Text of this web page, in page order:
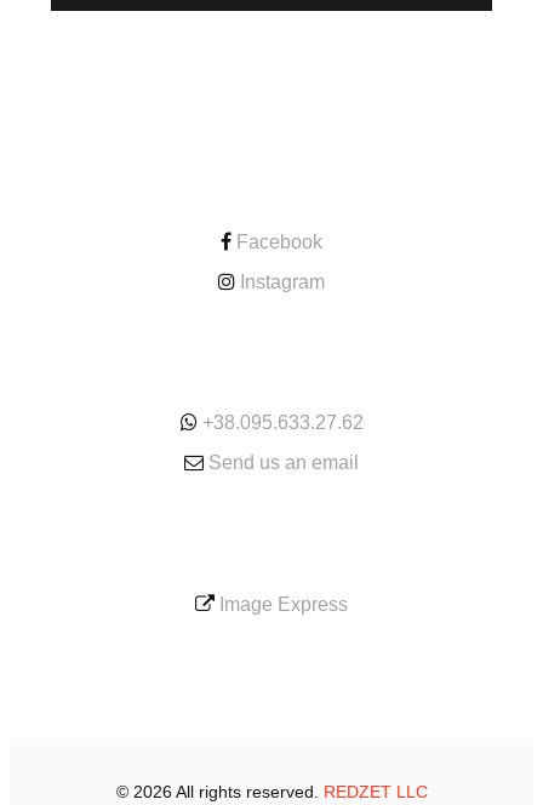
Facebook
Instagram
+38.095.633.27.62
Send us an email
Image Express
© 2026 All rights reserved. REDZET LLC